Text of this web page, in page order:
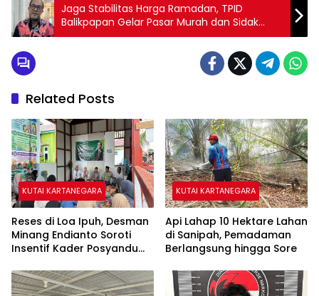
Jaga Stabilitas Harga Ramadan, TPID
Balikpapan Gelar Pasar Murah dan Sidak
Pasar
Related Posts
KUTAI KARTANEGARA
Reses di Loa Ipuh, Desman
Minang Endianto Soroti
Insentif Kader Posyandu
KUTAI KARTANEGARA
Api Lahap 10 Hektare Lahan
di Sanipah, Pemadaman
Berlangsung hingga Sore